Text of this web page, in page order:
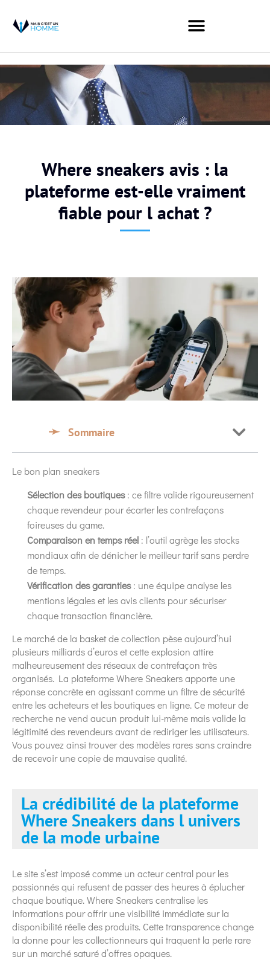
Where sneakers avis : la
plateforme est-elle vraiment
fiable pour l achat ?
Sommaire
Le bon plan sneakers
Sélection des boutiques: ce filtre valide rigoureusement
chaque revendeur pour écarter les contrefaçons
foireuses du game.
Comparaison en temps réel : l’outil agrège les stocks
mondiaux afin de dénicher le meilleur tarif sans perdre
de temps.
Vérification des garanties: une équipe analyse les
mentions légales et les avis clients pour sécuriser
chaque transaction financière.
Le marché de la basket de collection pèse aujourd’hui
plusieurs milliards d’euros et cette explosion attire
malheureusement des réseaux de contrefaçon très
organisés. La plateforme Where Sneakers apporte une
réponse concrète en agissant comme un filtre de sécurité
entre les acheteurs et les boutiques en ligne. Ce moteur de
recherche ne vend aucun produit lui-même mais valide la
légitimité des revendeurs avant de rediriger les utilisateurs.
Vous pouvez ainsi trouver des modèles rares sans craindre
de recevoir une copie de mauvaise qualité.
La crédibilité de la plateforme
Where Sneakers dans l univers
de la mode urbaine
Le site s’est imposé comme un acteur central pour les
passionnés qui refusent de passer des heures à éplucher
chaque boutique. Where Sneakers centralise les
informations pour offrir une visibilité immédiate sur la
disponibilité réelle des produits. Cette transparence change
la donne pour les collectionneurs qui traquent la perle rare
sur un marché saturé d’offres opaques.